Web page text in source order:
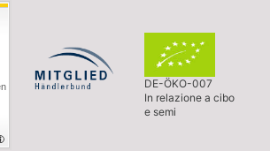
DE-ÖKO-007
In relazione a cibo
e semi